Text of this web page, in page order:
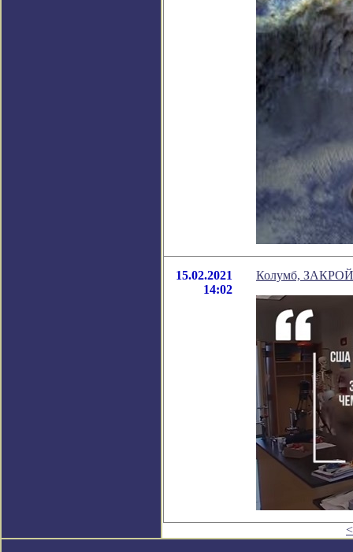
15.02.2021
14:02
Колумб,